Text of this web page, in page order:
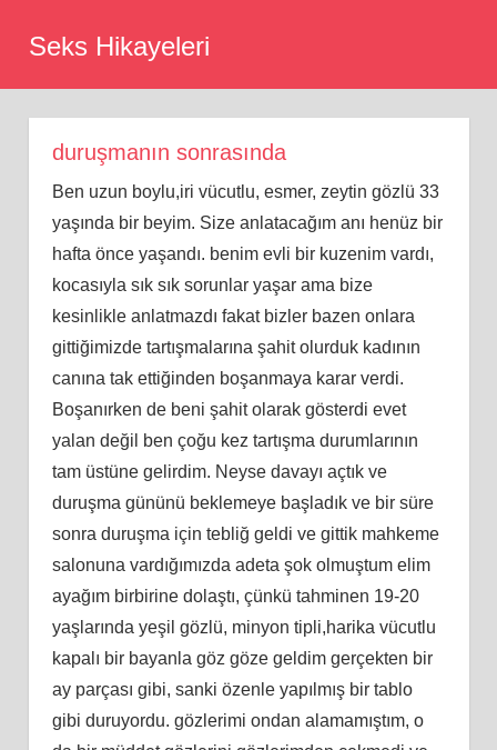
Seks Hikayeleri
duruşmanın sonrasında
Ben uzun boylu,iri vücutlu, esmer, zeytin gözlü 33
yaşında bir beyim. Size anlatacağım anı henüz bir
hafta önce yaşandı. benim evli bir kuzenim vardı,
kocasıyla sık sık sorunlar yaşar ama bize
kesinlikle anlatmazdı fakat bizler bazen onlara
gittiğimizde tartışmalarına şahit olurduk kadının
canına tak ettiğinden boşanmaya karar verdi.
Boşanırken de beni şahit olarak gösterdi evet
yalan değil ben çoğu kez tartışma durumlarının
tam üstüne gelirdim. Neyse davayı açtık ve
duruşma gününü beklemeye başladık ve bir süre
sonra duruşma için tebliğ geldi ve gittik mahkeme
salonuna vardığımızda adeta şok olmuştum elim
ayağım birbirine dolaştı, çünkü tahminen 19-20
yaşlarında yeşil gözlü, minyon tipli,harika vücutlu
kapalı bir bayanla göz göze geldim gerçekten bir
ay parçası gibi, sanki özenle yapılmış bir tablo
gibi duruyordu. gözlerimi ondan alamamıştım, o